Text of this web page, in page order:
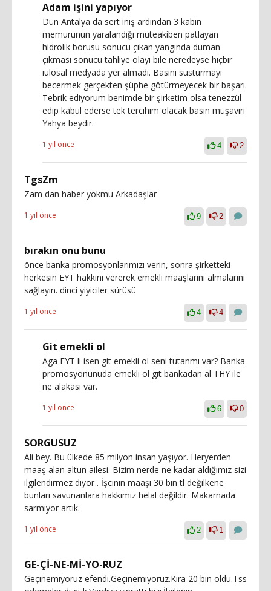
Adam işini yapıyor
Dün Antalya da sert iniş ardından 3 kabin
memurunun yaralandığı müteakiben patlayan
hidrolik borusu sonucu çıkan yangında duman
çıkması sonucu tahliye olayı bile neredeyse hiçbir
ıulosal medyada yer almadı. Basını susturmayı
becermek gerçekten şüphe götürmeyecek bir başarı.
Tebrik ediyorum benimde bir şirketim olsa tenezzül
edip kabul ederse tek tercihim olacak basın müşaviri
Yahya beydir.
1 yıl önce 4 2
TgsZm
Zam dan haber yokmu Arkadaşlar
1 yıl önce 9 2
bırakın onu bunu
önce banka promosyonlarımızı verin, sonra şirketteki
herkesin EYT hakkını vererek emekli maaşlarını almalarını
sağlayın. dinci yiyiciler sürüsü
1 yıl önce 4 4
Git emekli ol
Aga EYT li isen git emekli ol seni tutanmı var? Banka
promosyonunuda emekli ol git bankadan al THY ile
ne alakası var.
1 yıl önce 6 0
SORGUSUZ
Ali bey. Bu ülkede 85 milyon insan yaşıyor. Heryerden
maaş alan altun ailesi. Bizim nerde ne kadar aldığımız sizi
ilgilendirmez diyor . İşcinin maaşı 30 bin tl değilkene
bunları savunanlara hakkımız helal değildir. Makarnada
sarmıyor artık.
1 yıl önce 2 1
GE-Çİ-NE-Mİ-YO-RUZ
Geçinemiyoruz efendi.Geçinemiyoruz.Kira 20 bin oldu.Tss